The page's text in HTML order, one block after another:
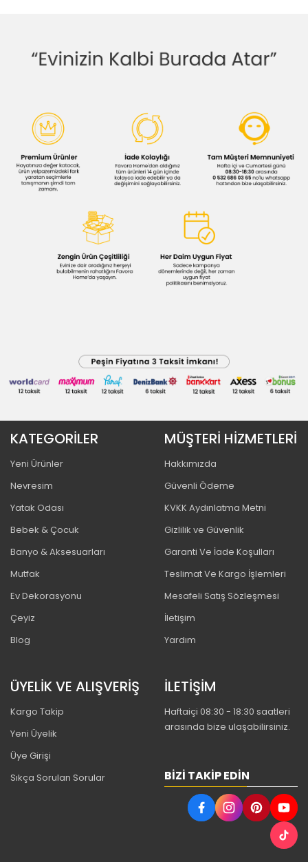
KATEGORİLER
Yeni Ürünler
Nevresim
Yatak Odası
Bebek & Çocuk
Banyo & Aksesuarları
Mutfak
Ev Dekorasyonu
Çeyiz
Blog
MÜŞTERİ HİZMETLERİ
Hakkımızda
Güvenli Ödeme
KVKK Aydınlatma Metni
Gizlilik ve Güvenlik
Garanti Ve İade Koşulları
Teslimat Ve Kargo İşlemleri
Mesafeli Satış Sözleşmesi
İletişim
Yardım
ÜYELİK VE ALIŞVERİŞ
Kargo Takip
Yeni Üyelik
Üye Girişi
Sıkça Sorulan Sorular
İLETİŞİM
Haftaiçi 08:30 - 18:30 saatleri
arasında bize ulaşabilirsiniz.
BIZI TAKIP EDIN